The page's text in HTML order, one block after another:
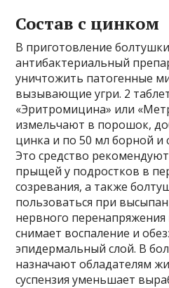
Состав с цинком
В приготовление
антибактериальный
уничтожить патогенные
вызывающие угри. 2
«Эритромицина» или
измельчают в порошок,
цинка и по 50 мл борной и
Это средство
прыщей у подростков в
созревания, а также
пользоваться при
нервного перенапряжения
снимает воспаление и
эпидермальный слой. В
назначают обладателям
суспензия уменьшает